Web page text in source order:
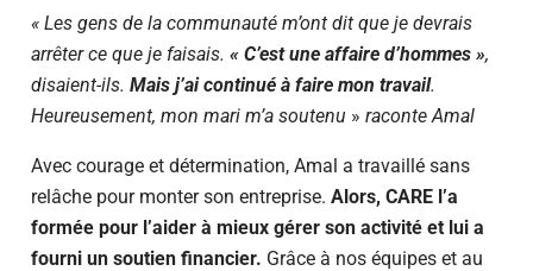
« Les gens de la communauté m’ont dit que je devrais
arrêter ce que je faisais. « C’est une affaire d’hommes »,
disaient-ils. Mais j’ai continué à faire mon travail.
Heureusement, mon mari m’a soutenu » raconte Amal
Avec courage et détermination, Amal a travaillé sans
relâche pour monter son entreprise. Alors, CARE l’a
formée pour l’aider à mieux gérer son activité et lui a
fourni un soutien financier. Grâce à nos équipes et au